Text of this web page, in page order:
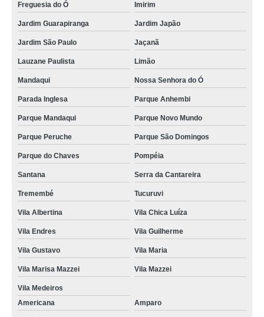
Freguesia do Ó Imirim
Jardim Guarapiranga Jardim Japão
Jardim São Paulo Jaçanã
Lauzane Paulista Limão
Mandaqui Nossa Senhora do Ó
Parada Inglesa Parque Anhembi
Parque Mandaqui Parque Novo Mundo
Parque Peruche Parque São Domingos
Parque do Chaves Pompéia
Santana Serra da Cantareira
Tremembé Tucuruvi
Vila Albertina Vila Chica Luíza
Vila Endres Vila Guilherme
Vila Gustavo Vila Maria
Vila Marisa Mazzei Vila Mazzei
Vila Medeiros
Americana
Amparo